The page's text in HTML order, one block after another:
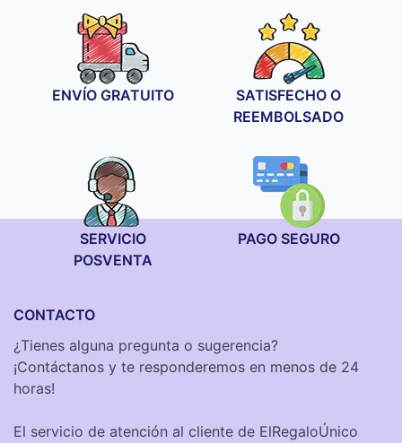
desde
19,90 €
hasta
34,90 €
ENVÍO GRATUITO
SATISFECHO O
REEMBOLSADO
SERVICIO
POSVENTA
PAGO SEGURO
CONTACTO
¿Tienes alguna pregunta o sugerencia?
¡Contáctanos y te responderemos en menos de 24
horas!
El servicio de atención al cliente de ElRegaloÚnico